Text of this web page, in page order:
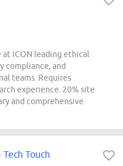
at ICON leading ethical
compliance, and
teams. Requires
experience. 20% site
and comprehensive
Touch